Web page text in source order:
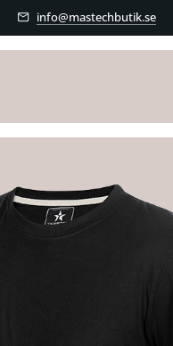
info@mastechbutik.se